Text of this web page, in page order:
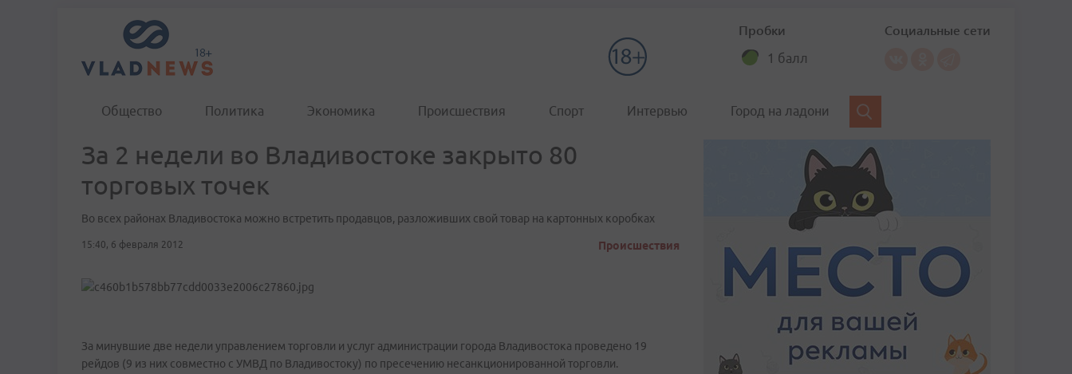
Пробки
1 балл
Социальные сети
Общество Политика Экономика Происшествия Спорт Интервью Город на ладони
За 2 недели во Владивостоке закрыто 80
торговых точек
Во всех районах Владивостока можно встретить продавцов, разложивших свой товар на картонных коробках
15:40, 6 февраля 2012 Происшествия
За минувшие две недели управлением торговли и услуг администрации города Владивостока проведено 19
рейдов (9 из них совместно с УМВД по Владивостоку) по пресечению несанкционированной торговли.